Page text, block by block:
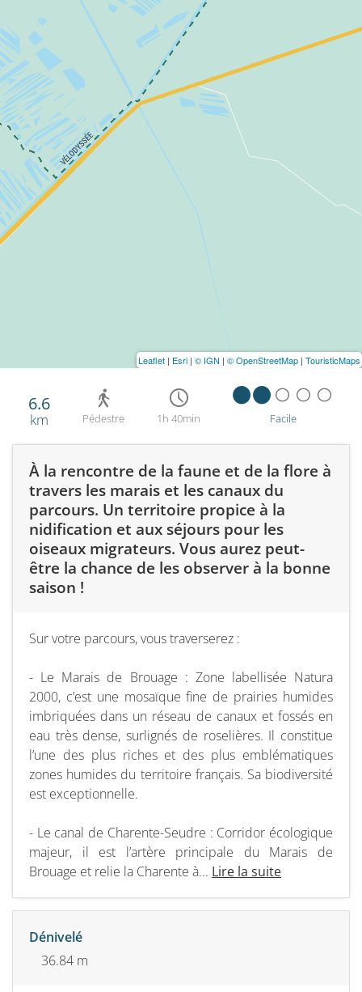
6.6
km Pédestre 1h 40min Facile
À la rencontre de la faune et de la flore à
travers les marais et les canaux du
parcours. Un territoire propice à la
nidification et aux séjours pour les
oiseaux migrateurs. Vous aurez peut-
être la chance de les observer à la bonne
saison !
Sur votre parcours, vous traverserez :
- Le Marais de Brouage : Zone labellisée Natura
2000, c’est une mosaïque fine de prairies humides
imbriquées dans un réseau de canaux et fossés en
eau très dense, surlignés de roselières. Il constitue
l’une des plus riches et des plus emblématiques
zones humides du territoire français. Sa biodiversité
est exceptionnelle.
- Le canal de Charente-Seudre : Corridor écologique
majeur, il est l’artère principale du Marais de
Brouage et relie la Charente à... Lire la suite
Dénivelé
36.84 m
Leaflet | Esri | © IGN | © OpenStreetMap | TouristicMaps